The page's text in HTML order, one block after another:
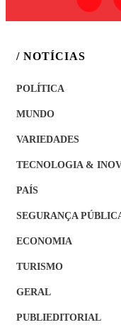
/ NOTÍCIAS
POLÍTICA
MUNDO
VARIEDADES
TECNOLOGIA &
PAÍS
SEGURANÇA
ECONOMIA
TURISMO
GERAL
PUBLIEDITORIAL